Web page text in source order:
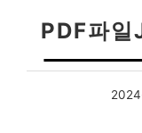
PDF파일